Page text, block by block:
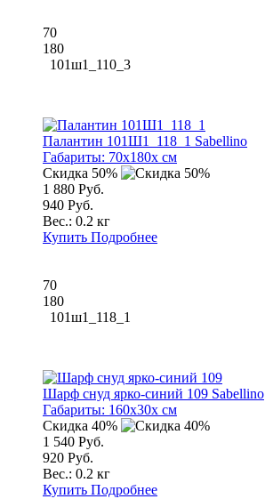
70
180
101ш1_110_3
Палантин 101Ш1_118_1 Sabellino
Габариты: 70x180x см
Скидка 50%
1 880 Руб.
940 Руб.
Вес.: 0.2 кг
Купить Подробнее
70
180
101ш1_118_1
Шарф снуд ярко-синий 109 Sabellino
Габариты: 160x30x см
Скидка 40%
1 540 Руб.
920 Руб.
Вес.: 0.2 кг
Купить Подробнее